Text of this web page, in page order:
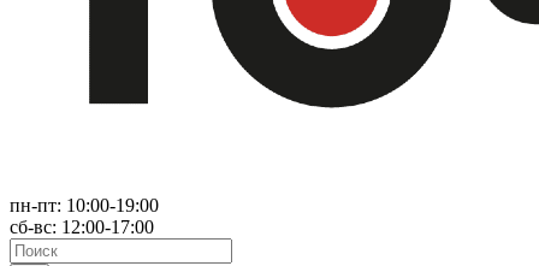
пн-пт: 10:00-19:00
сб-вс: 12:00-17:00